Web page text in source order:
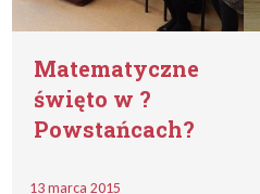
Matematyczne
święto w ?
Powstańcach?
13 marca 2015